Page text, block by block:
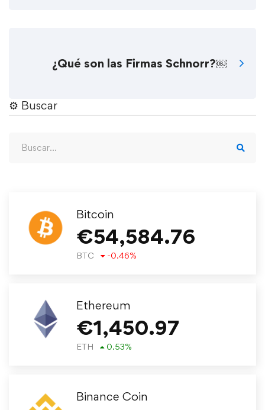
¿Qué son las Firmas Schnorr?￼
⚙︎ Buscar
Bitcoin
€54,584.76
BTC -0.46%
Ethereum
€1,450.97
ETH 0.53%
Binance Coin